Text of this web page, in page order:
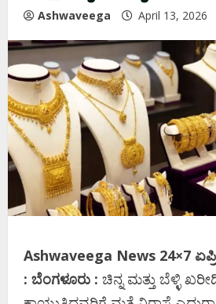
Ashwaveega April 13, 2026
Ashwaveega News 24×7
: ಬೆಂಗಳೂರು : ಚಿನ್ನ ಮತ್ತು ಬೆಳ್ಳಿ